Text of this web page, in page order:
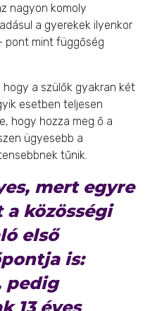
nagyon komoly
a gyerekek ilyenkor
pont mint függőség
hogy a szülők gyakran két
esetben teljesen
hogy hozza meg ő a
ügyesebb a
tűnik.
mert egyre
közösségi
első
is:
pedig